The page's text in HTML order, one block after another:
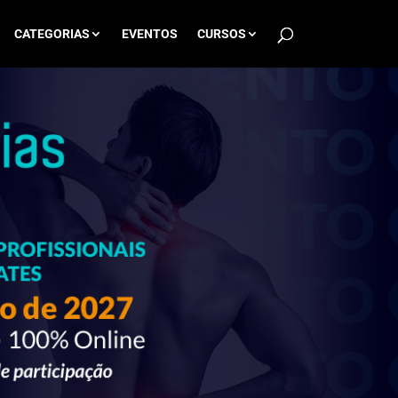
CATEGORIAS EVENTOS CURSOS